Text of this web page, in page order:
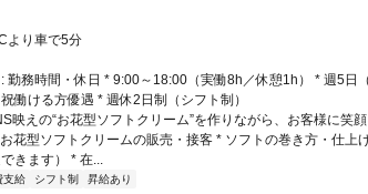
君津ICより車で5分
勤務時間・休日 * 9:00～18:00（実働8h／休憩1h） * 週5日
働ける方優遇 * 週休2日制（シフト制）
映えの“お花型ソフトクリーム”を作りながら、お客様に笑
花型ソフトクリームの販売・接客 * ソフトの巻き方・仕上
きます） * 在...
支給 シフト制 昇給あり